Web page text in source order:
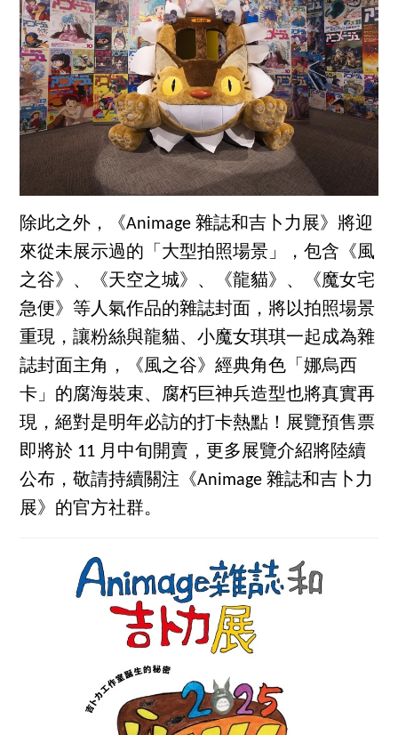
除此之外，《Animage 雜誌和吉卜力展》將迎
來從未展示過的「大型拍照場景」，包含《風
之谷》、《天空之城》、《龍貓》、《魔女宅
急便》等人氣作品的雜誌封面，將以拍照場景
重現，讓粉絲與龍貓、小魔女琪琪一起成為雜
誌封面主角，《風之谷》經典角色「娜烏西
卡」的腐海裝束、腐朽巨神兵造型也將真實再
現，絕對是明年必訪的打卡熱點！展覽預售票
即將於 11 月中旬開賣，更多展覽介紹將陸續
公布，敬請持續關注《Animage 雜誌和吉卜力
展》的官方社群。